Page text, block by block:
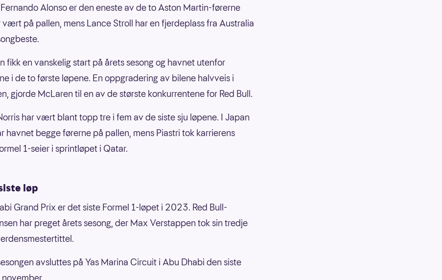
Alonso er den eneste av de to Aston Martin-førerne
vært på pallen, mens Lance Stroll har en fjerdeplass fra Australia
fikk en vanskelig start på årets sesong og havnet utenfor
i de to første løpene. En oppgradering av bilene halvveis i
gjorde McLaren til en av de største konkurrentene for Red Bull.
har vært blant topp tre i fem av de siste sju løpene. I Japan
havnet begge førerne på pallen, mens Piastri tok karrierens
1-seier i sprintløpet i Qatar.
løp
Grand Prix er det siste Formel 1-løpet i 2023. Red Bull-
har preget årets sesong, der Max Verstappen tok sin tredje
avsluttes på Yas Marina Circuit i Abu Dhabi den siste